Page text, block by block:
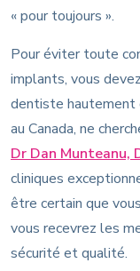
« pour toujours ».
Pour éviter toute
implants, vous
dentiste hautement
au Canada, ne
Dr Dan Munteanu,
cliniques
être certain que
vous recevrez les
sécurité et qualité.